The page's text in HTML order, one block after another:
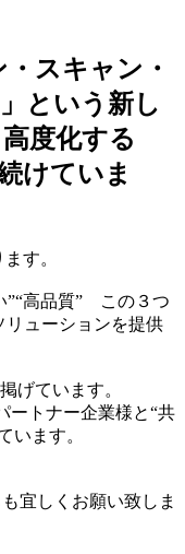
スキャン・
という新し
度化する
けていま
す。
”“高品質” この３つ
リューションを提供
げています。
ートナー企業様と“共
います。
宜しくお願い致しま